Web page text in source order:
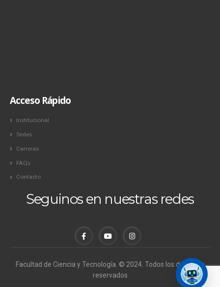
Acceso Rápido
Institucional
Sedes
Carreras
FAQs
Contacto
Seguinos en nuestras redes
Facultad de Ciencia y Tecnología. © 2024. Todos los derechos
reservados